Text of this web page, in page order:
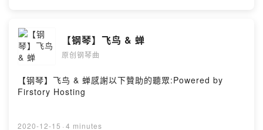
【钢琴】飞鸟 & 蝉
原创钢琴曲
【钢琴】飞鸟 & 蝉感謝以下贊助的聽眾:Powered by
Firstory Hosting
2020-12-15 · 4 minutes